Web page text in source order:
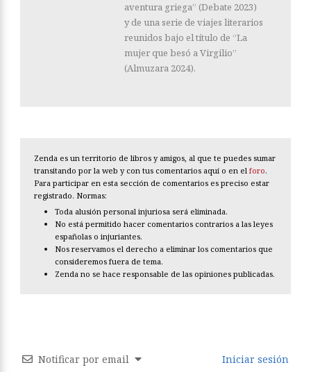
aventura griega” (Debate 2023)
y de una serie de viajes literarios
reunidos bajo el título de “La
mujer que besó a Virgilio”
(Almuzara 2024).
Zenda es un territorio de libros y amigos, al que te puedes sumar
transitando por la web y con tus comentarios aquí o en el foro.
Para participar en esta sección de comentarios es preciso estar
registrado. Normas:
Toda alusión personal injuriosa será eliminada.
No está permitido hacer comentarios contrarios a las leyes
españolas o injuriantes.
Nos reservamos el derecho a eliminar los comentarios que
consideremos fuera de tema.
Zenda no se hace responsable de las opiniones publicadas.
Notificar por email Iniciar sesión